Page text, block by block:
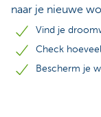
naar je nieuwe
Vind je
Check
Bescherm je